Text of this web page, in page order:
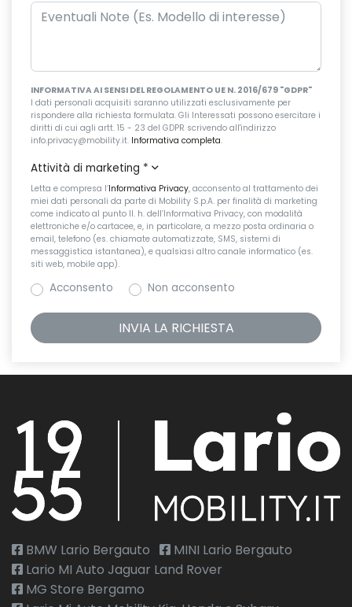
INFORMATIVA AI SENSI DEL REGOLAMENTO UE N. 2016/679 "GDPR"
I dati personali acquisiti saranno utilizzati esclusivamente per
rispondere alla richiesta formulata. Gli Interessati possono esercitare i
diritti di cui agli artt. 15 - 23 del GDPR scrivendo all'indirizzo
info.privacy@mobility.it. Informativa completa.
Attività di marketing *
Letta e compresa l’Informativa Privacy, acconsento al trattamento dei
miei dati personali da parte di Mobility S.p.A. per finalità di marketing
come indicato al punto II. h. dell’Informativa Privacy, con modalità
elettroniche e/o cartacee, e, in particolare, a mezzo posta ordinaria o
email, telefono (es. chiamate automatizzate, SMS, sistemi di
messaggistica istantanea), e qualsiasi altro canale informatico (es.
siti web, mobile app).
Acconsento Non acconsento
BMW Lario Bergauto
MINI Lario Bergauto
Lario MI Auto Jaguar Land Rover
MG Store Bergamo